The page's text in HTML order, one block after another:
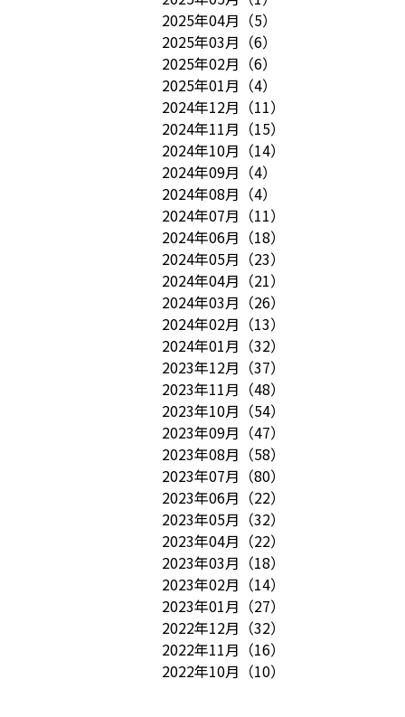
2025年04月 （5）
2025年03月 （6）
2025年02月 （6）
2025年01月 （4）
2024年12月 （11）
2024年11月 （15）
2024年10月 （14）
2024年09月 （4）
2024年08月 （4）
2024年07月 （11）
2024年06月 （18）
2024年05月 （23）
2024年04月 （21）
2024年03月 （26）
2024年02月 （13）
2024年01月 （32）
2023年12月 （37）
2023年11月 （48）
2023年10月 （54）
2023年09月 （47）
2023年08月 （58）
2023年07月 （80）
2023年06月 （22）
2023年05月 （32）
2023年04月 （22）
2023年03月 （18）
2023年02月 （14）
2023年01月 （27）
2022年12月 （32）
2022年11月 （16）
2022年10月 （10）